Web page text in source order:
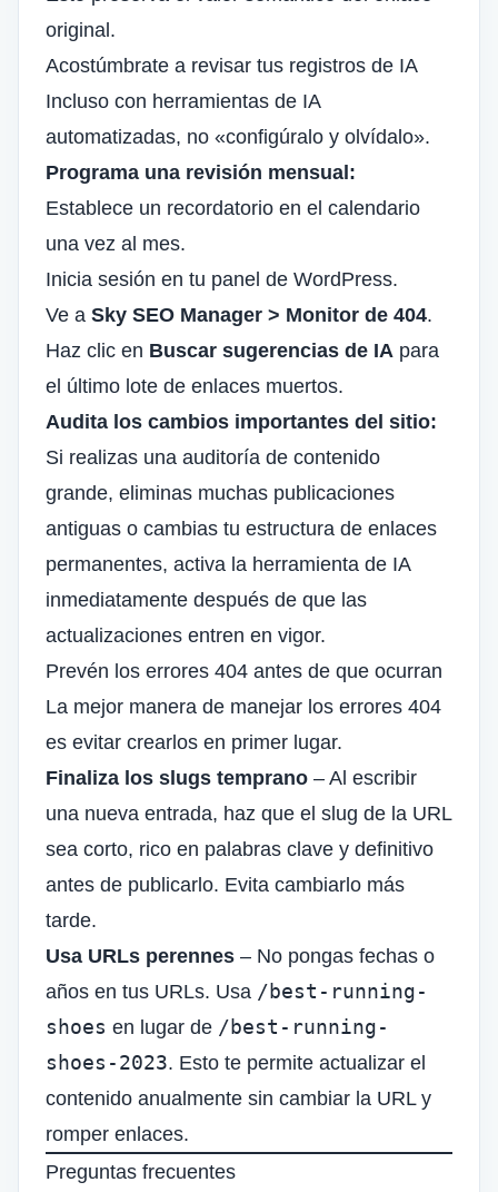
original.
Acostúmbrate a revisar tus registros de IA
Incluso con herramientas de IA
automatizadas, no «configúralo y olvídalo».
Programa una revisión mensual:
Establece un recordatorio en el calendario
una vez al mes.
Inicia sesión en tu panel de WordPress.
Ve a Sky SEO Manager > Monitor de 404.
Haz clic en Buscar sugerencias de IA para
el último lote de enlaces muertos.
Audita los cambios importantes del sitio:
Si realizas una auditoría de contenido
grande, eliminas muchas publicaciones
antiguas o cambias tu estructura de enlaces
permanentes, activa la herramienta de IA
inmediatamente después de que las
actualizaciones entren en vigor.
Prevén los errores 404 antes de que ocurran
La mejor manera de manejar los errores 404
es evitar crearlos en primer lugar.
Finaliza los slugs temprano – Al escribir
una nueva entrada, haz que el slug de la URL
sea corto, rico en palabras clave y definitivo
antes de publicarlo. Evita cambiarlo más
tarde.
Usa URLs perennes – No pongas fechas o
años en tus URLs. Usa /best-running-
shoes en lugar de /best-running-
shoes-2023. Esto te permite actualizar el
contenido anualmente sin cambiar la URL y
romper enlaces.
Preguntas frecuentes